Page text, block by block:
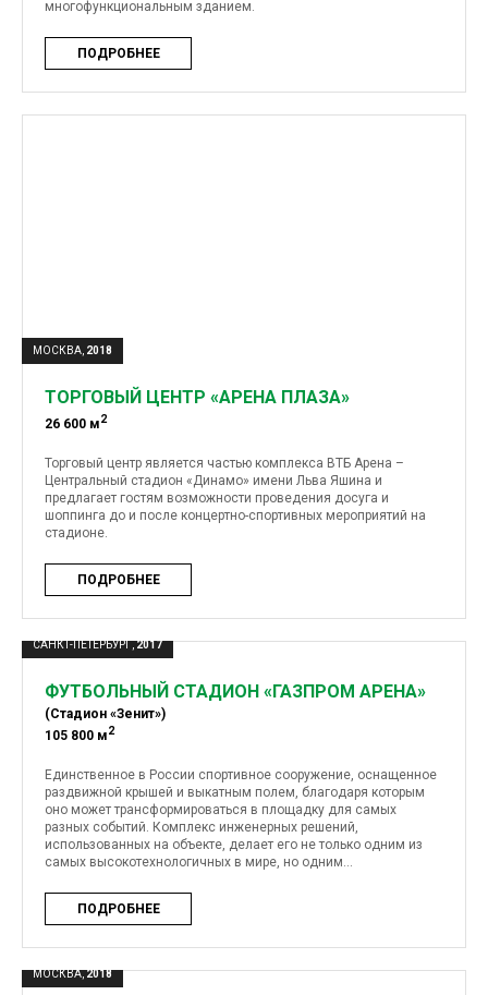
многофункциональным зданием.
ПОДРОБНЕЕ
МОСКВА, 2018
ТОРГОВЫЙ ЦЕНТР «АРЕНА ПЛАЗА»
26 600 м2
Торговый центр является частью комплекса ВТБ Арена –
Центральный стадион «Динамо» имени Льва Яшина и
предлагает гостям возможности проведения досуга и
шоппинга до и после концертно-спортивных мероприятий на
стадионе.
ПОДРОБНЕЕ
САНКТ-ПЕТЕРБУРГ,2017
ФУТБОЛЬНЫЙ СТАДИОН «ГАЗПРОМ АРЕНА»
(Стадион «Зенит»)
105 800 м2
Единственное в России спортивное сооружение, оснащенное
раздвижной крышей и выкатным полем, благодаря которым
оно может трансформироваться в площадку для самых
разных событий. Комплекс инженерных решений,
использованных на объекте, делает его не только одним из
самых высокотехнологичных в мире, но одним...
ПОДРОБНЕЕ
МОСКВА,2018